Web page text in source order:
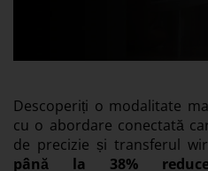
Descoperiți o modalitate
cu o abordare conectată
de precizie și transferul
până la 38%